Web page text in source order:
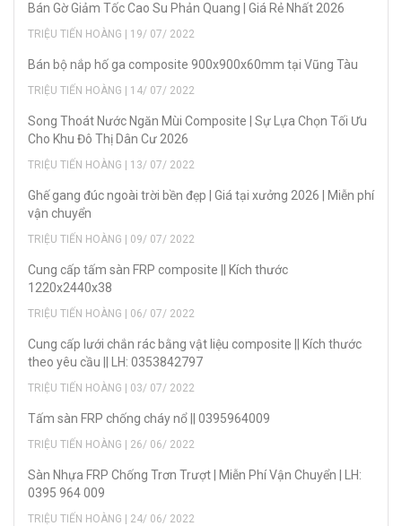
Bán Gờ Giảm Tốc Cao Su Phản Quang | Giá Rẻ Nhất 2026
TRIỆU TIẾN HOÀNG | 19/ 07/ 2022
Bán bộ nắp hố ga composite 900x900x60mm tại Vũng Tàu
TRIỆU TIẾN HOÀNG | 14/ 07/ 2022
Song Thoát Nước Ngăn Mùi Composite | Sự Lựa Chọn Tối Ưu
Cho Khu Đô Thị Dân Cư 2026
TRIỆU TIẾN HOÀNG | 13/ 07/ 2022
Ghế gang đúc ngoài trời bền đẹp | Giá tại xưởng 2026 | Miễn phí
vận chuyển
TRIỆU TIẾN HOÀNG | 09/ 07/ 2022
Cung cấp tấm sàn FRP composite || Kích thước
1220x2440x38
TRIỆU TIẾN HOÀNG | 06/ 07/ 2022
Cung cấp lưới chắn rác bằng vật liệu composite || Kích thước
theo yêu cầu || LH: 0353842797
TRIỆU TIẾN HOÀNG | 03/ 07/ 2022
Tấm sàn FRP chống cháy nổ || 0395964009
TRIỆU TIẾN HOÀNG | 26/ 06/ 2022
Sàn Nhựa FRP Chống Trơn Trượt | Miễn Phí Vận Chuyển | LH:
0395 964 009
TRIỆU TIẾN HOÀNG | 24/ 06/ 2022